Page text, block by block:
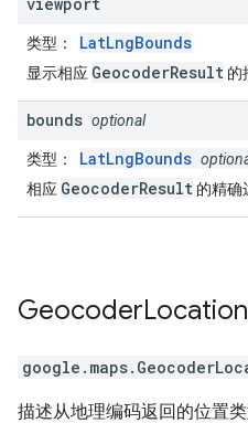
类型 ： LatLngBounds
显示相应 GeocoderResult 的
bounds optional
类型 ： LatLngBounds
相应 GeocoderResult 的精确
GeocoderLocation
google.maps.
描述从地理编码返回的位置